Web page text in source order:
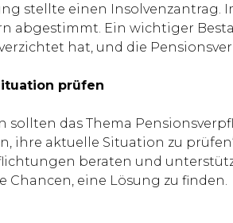
stellte einen Insolvenzantrag.
abgestimmt. Ein wichtiger
hat, und die
prüfen
sollten das Thema
ihre aktuelle Situation zu
beraten und
Chancen, eine Lösung zu finden.